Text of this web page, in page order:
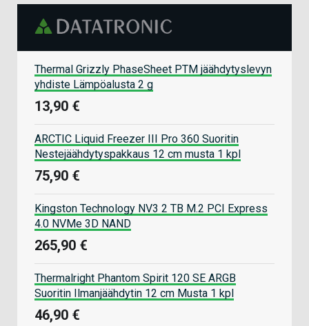
Thermal Grizzly PhaseSheet PTM jäähdytyslevyn
yhdiste Lämpöalusta 2 g
13,90 €
ARCTIC Liquid Freezer III Pro 360 Suoritin
Nestejäähdytyspakkaus 12 cm musta 1 kpl
75,90 €
Kingston Technology NV3 2 TB M.2 PCI Express
4.0 NVMe 3D NAND
265,90 €
Thermalright Phantom Spirit 120 SE ARGB
Suoritin Ilmanjäähdytin 12 cm Musta 1 kpl
46,90 €